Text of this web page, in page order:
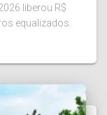
liberou R$
equalizados.